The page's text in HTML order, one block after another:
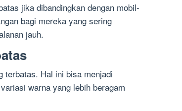
jika dibandingkan dengan mobil-
bagi mereka yang sering
jauh.
terbatas. Hal ini bisa menjadi
warna yang lebih beragam